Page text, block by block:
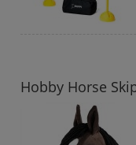
Hobby Horse